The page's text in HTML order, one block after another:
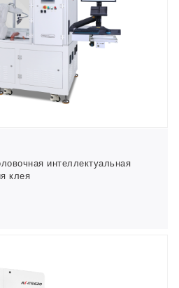
интеллектуальная
клея